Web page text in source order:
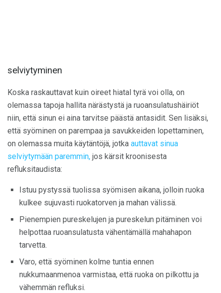
selviytyminen
Koska raskauttavat kuin oireet hiatal tyrä voi olla, on
olemassa tapoja hallita närästystä ja ruoansulatushäiriöt
niin, että sinun ei aina tarvitse päästä antasidit. Sen lisäksi,
että syöminen on parempaa ja savukkeiden lopettaminen,
on olemassa muita käytäntöjä, jotka auttavat sinua
selviytymään paremmin, jos kärsit kroonisesta
refluksitaudista:
Istuu pystyssä tuolissa syömisen aikana, jolloin ruoka
kulkee sujuvasti ruokatorven ja mahan välissä.
Pienempien pureskelujen ja pureskelun pitäminen voi
helpottaa ruoansulatusta vähentämällä mahahapon
tarvetta.
Varo, että syöminen kolme tuntia ennen
nukkumaanmenoa varmistaa, että ruoka on pilkottu ja
vähemmän refluksi.